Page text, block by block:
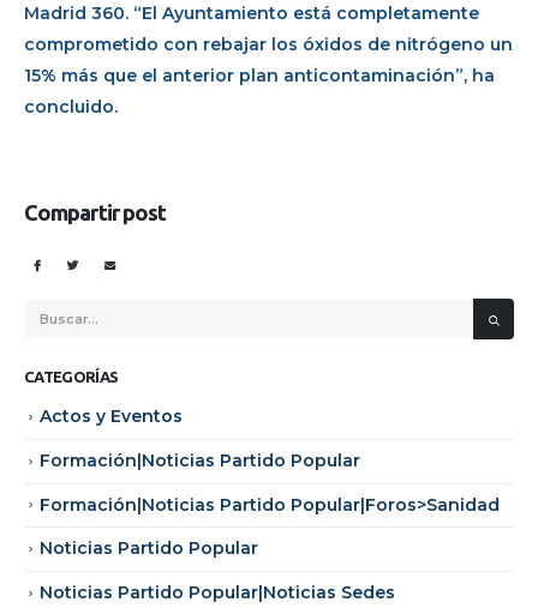
Madrid 360. “El Ayuntamiento está completamente
comprometido con rebajar los óxidos de nitrógeno un
15% más que el anterior plan anticontaminación”, ha
concluido.
Compartir post
CATEGORÍAS
Actos y Eventos
Formación|Noticias Partido Popular
Formación|Noticias Partido Popular|Foros>Sanidad
Noticias Partido Popular
Noticias Partido Popular|Noticias Sedes